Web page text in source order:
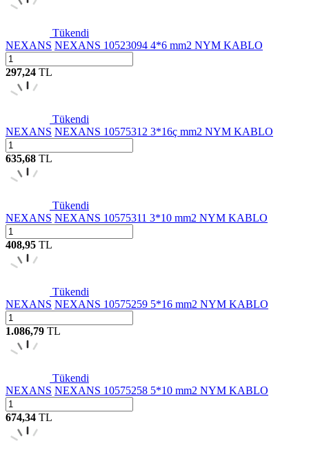
Tükendi
NEXANS NEXANS 10523094 4*6 mm2 NYM KABLO
297,24 TL
Tükendi
NEXANS NEXANS 10575312 3*16ç mm2 NYM KABLO
635,68 TL
Tükendi
NEXANS NEXANS 10575311 3*10 mm2 NYM KABLO
408,95 TL
Tükendi
NEXANS NEXANS 10575259 5*16 mm2 NYM KABLO
1.086,79 TL
Tükendi
NEXANS NEXANS 10575258 5*10 mm2 NYM KABLO
674,34 TL